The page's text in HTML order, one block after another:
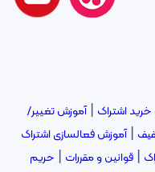
اشتراک |آموزش تغییر/
|آموزش فعالسازی اشتراک
| قوانین و مقررات | حریم